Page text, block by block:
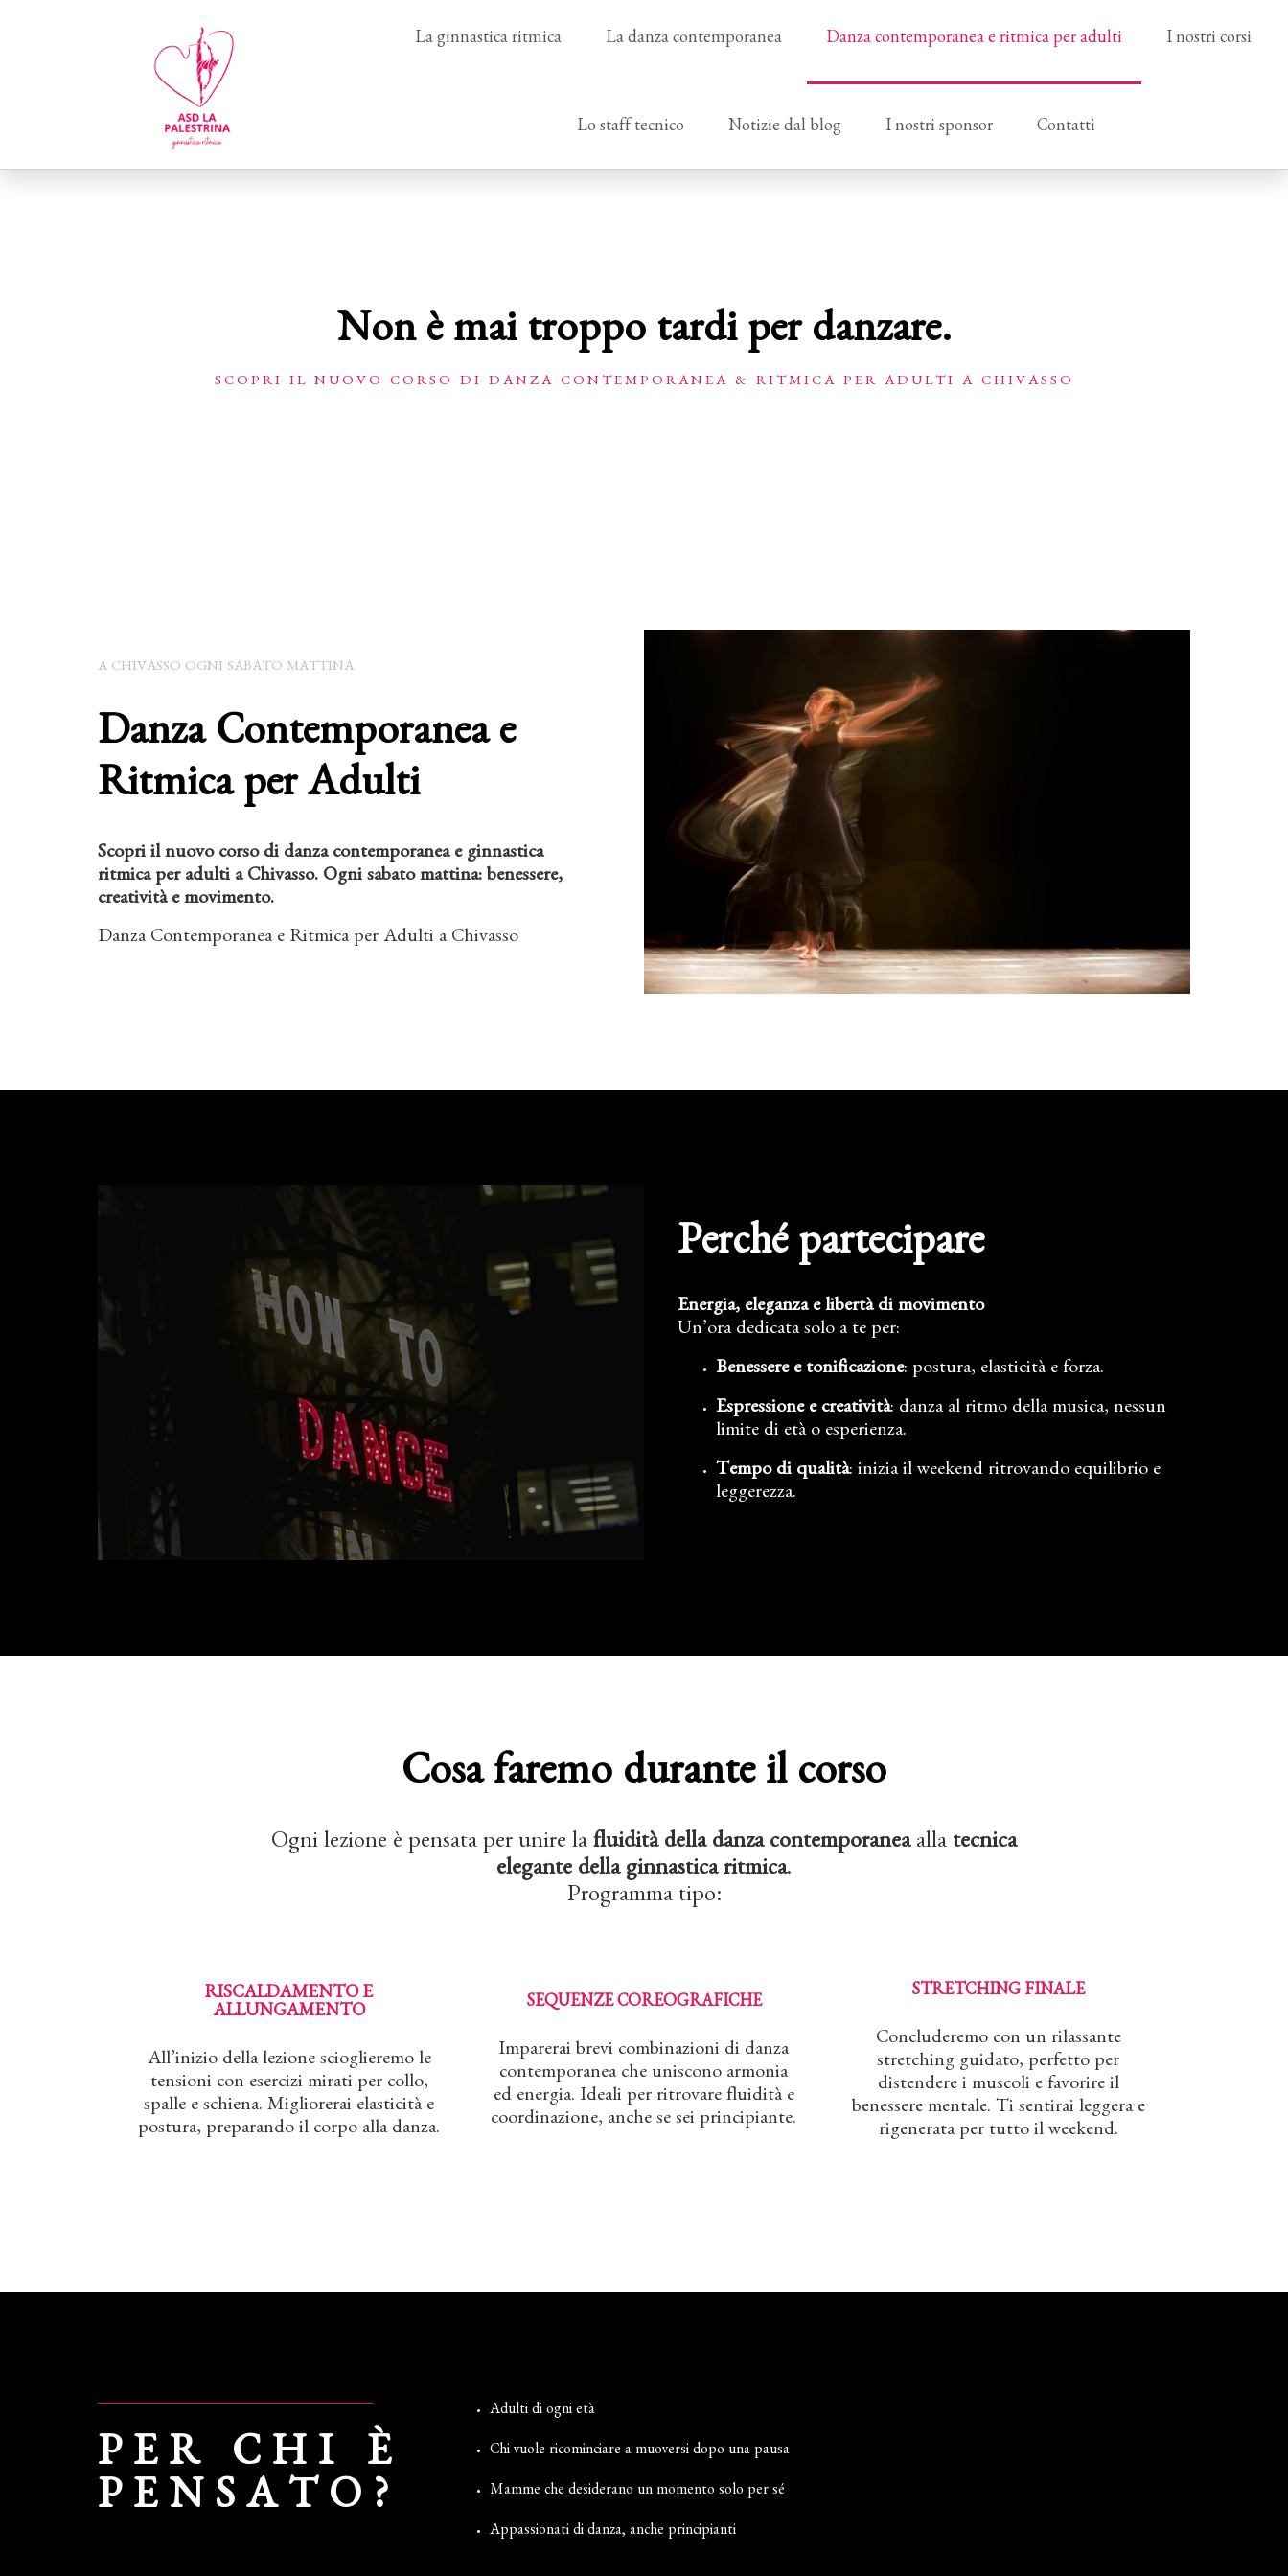
La ginnastica ritmica La danza contemporanea Danza contemporanea e ritmica per adulti I nostri corsi
Lo staff tecnico Notizie dal blog I nostri sponsor Contatti
Non è mai troppo tardi per danzare.
SCOPRI IL NUOVO CORSO DI DANZA CONTEMPORANEA & RITMICA PER ADULTI A CHIVASSO
A CHIVASSO OGNI SABATO MATTINA
Danza Contemporanea e
Ritmica per Adulti
Scopri il nuovo corso di danza contemporanea e ginnastica
ritmica per adulti a Chivasso. Ogni sabato mattina: benessere,
creatività e movimento.
Danza Contemporanea e Ritmica per Adulti a Chivasso
Perché partecipare
Energia, eleganza e libertà di movimento
Un’ora dedicata solo a te per:
Benessere e tonificazione: postura, elasticità e forza.
Espressione e creatività: danza al ritmo della musica, nessun
limite di età o esperienza.
Tempo di qualità: inizia il weekend ritrovando equilibrio e
leggerezza.
Cosa faremo durante il corso
Ogni lezione è pensata per unire la fluidità della danza contemporaneaalla tecnica
elegante della ginnastica ritmica.
Programma tipo:
RISCALDAMENTO E
ALLUNGAMENTO
All’inizio della lezione scioglieremo le
tensioni con esercizi mirati per collo,
spalle e schiena. Migliorerai elasticità e
postura, preparando il corpo alla danza.
SEQUENZE COREOGRAFICHE
Imparerai brevi combinazioni di danza
contemporanea che uniscono armonia
ed energia. Ideali per ritrovare fluidità e
coordinazione, anche se sei principiante.
STRETCHING FINALE
Concluderemo con un rilassante
stretching guidato, perfetto per
distendere i muscoli e favorire il
benessere mentale. Ti sentirai leggera e
rigenerata per tutto il weekend.
PER CHI È
PENSATO?
Adulti di ogni età
Chi vuole ricominciare a muoversi dopo una pausa
Mamme che desiderano un momento solo per sé
Appassionati di danza, anche principianti